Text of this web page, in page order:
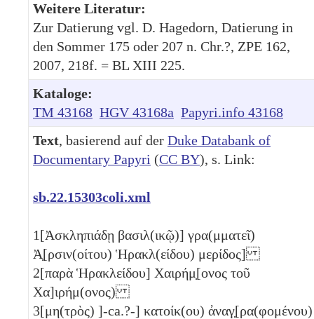
Weitere Literatur:
Zur Datierung vgl. D. Hagedorn, Datierung in
den Sommer 175 oder 207 n. Chr.?, ZPE 162,
2007, 218f. = BL XIII 225.
Kataloge:
TM 43168 HGV 43168a Papyri.info 43168
Text, basierend auf der Duke Databank of
Documentary Papyri (CC BY), s. Link:
sb.22.15303coli.xml
1[Ἀσκληπιάδῃ βασιλ(ικῷ)] γρα(μματεῖ)
Ἀ̣[ρσιν(οίτου) Ἡρακλ(είδου) μερίδος]
2[παρὰ Ἡρακλείδου] Χαιρήμ̣[ονος τοῦ
Χα]ιρήμ(ονος)
3[μη(τρὸς) ]-ca.?-] κατοίκ(ου) ἀναγ̣[ρα(φομένου)